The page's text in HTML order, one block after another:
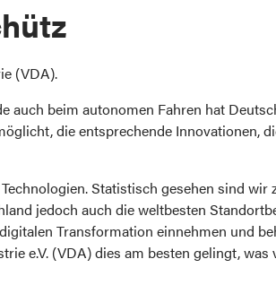
(VDA).
beim autonomen Fahren hat
die entsprechende Innovationen,
Statistisch gesehen sind
jedoch auch die weltbesten
Transformation einnehmen und
e.V. (VDA) dies am besten gelingt,